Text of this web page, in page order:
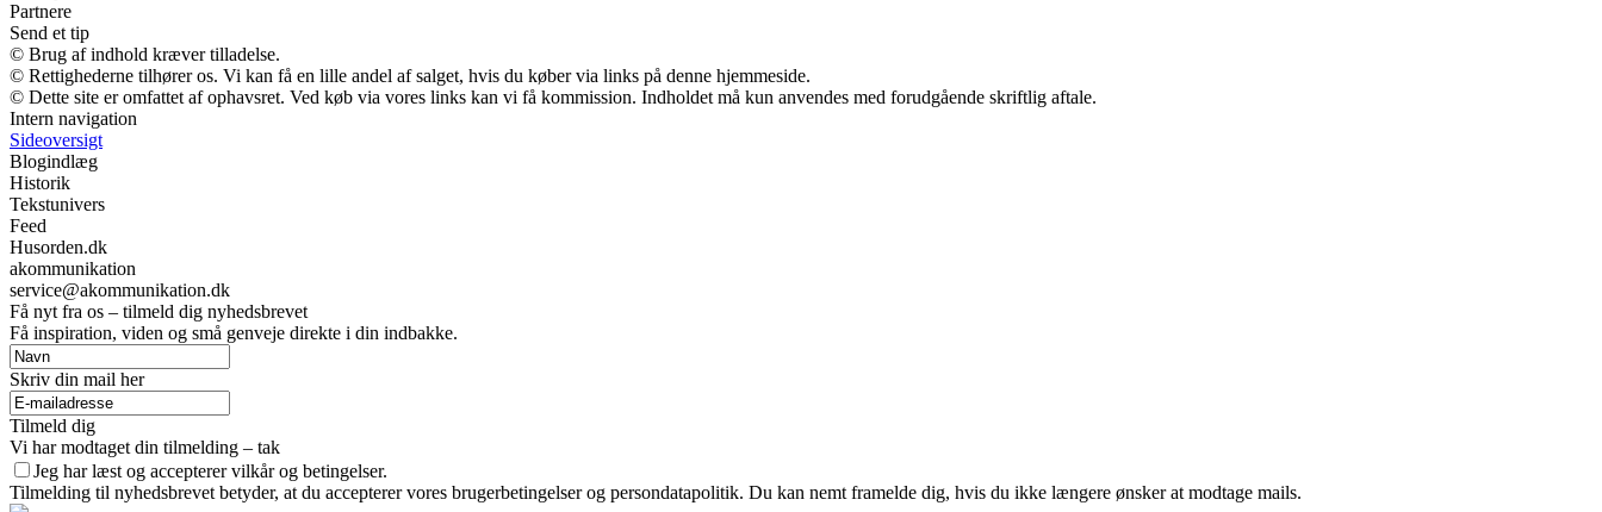
Partnere
Send et tip
© Brug af indhold kræver tilladelse.
© Rettighederne tilhører os. Vi kan få en lille andel af salget, hvis du køber via links på denne hjemmeside.
© Dette site er omfattet af ophavsret. Ved køb via vores links kan vi få kommission. Indholdet må kun anvendes med forudgående skriftlig aftale.
Intern navigation
Sideoversigt
Blogindlæg
Historik
Tekstunivers
Feed
Husorden.dk
akommunikation
service@akommunikation.dk
Få nyt fra os – tilmeld dig nyhedsbrevet
Få inspiration, viden og små genveje direkte i din indbakke.
Skriv din mail her
Tilmeld dig
Vi har modtaget din tilmelding – tak
Jeg har læst og accepterer vilkår og betingelser.
Tilmelding til nyhedsbrevet betyder, at du accepterer vores brugerbetingelser og persondatapolitik. Du kan nemt framelde dig, hvis du ikke længere ønsker at modtage mails.